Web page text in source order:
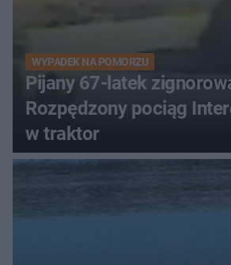
WYPADEK NA POMORZU
Pijany 67-latek
Rozpędzony pociąg
w traktor